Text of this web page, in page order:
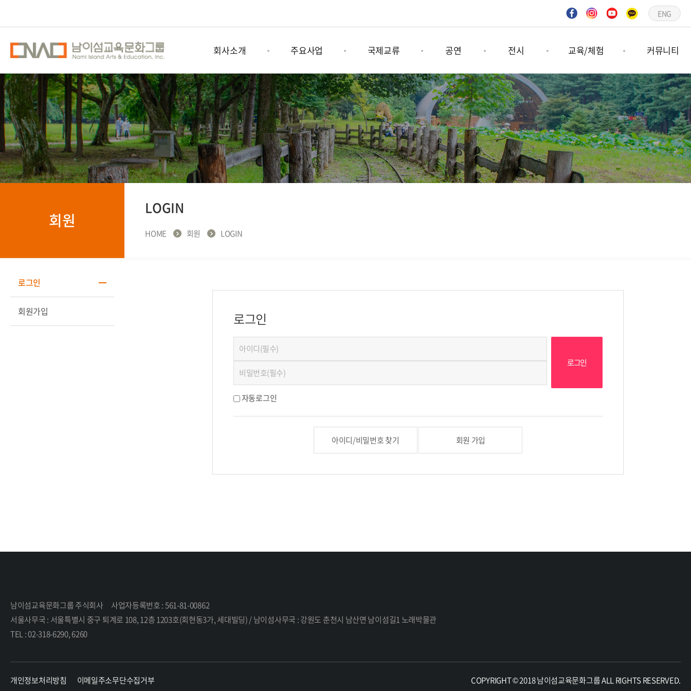
ENG
회사소개
남이섬교육문화그룹
공간소개
오시는길
주요사업
나미콩쿠르
남이섬세계책나라축제
어쿠스틱청춘페스티벌
남이섬 x 인도
국제교류
그림책 연계사업
국제문화행사
공연
기획공연
상설공연
전시
기획전시
상설전시
교육/체험
숲프로그램
그림책프로그램
커뮤니티
공지사항
언론보도
문의하기
갤러리
일정
회원
로그인
회원가입
LOGIN
HOME 회원 LOGIN
로그인
자동로그인
아이디/비밀번호 찾기 회원 가입
남이섬교육문화그룹 주식회사
사업자등록번호 : 561-81-00862
서울사무국 : 서울특별시 중구 퇴계로 108, 12층 1203호(회현동3가, 세대빌딩) / 남이섬사무국 : 강원도 춘천시 남산면 남이섬길1 노래박물관
TEL : 02-318-6290, 6260
개인정보처리방침 이메일주소무단수집거부 COPYRIGHT © 2018 남이섬교육문화그룹 ALL RIGHTS RESERVED.